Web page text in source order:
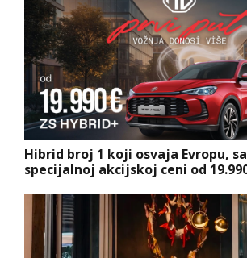
Hibrid broj 1 koji osvaja Evropu,
specijalnoj akcijskoj ceni od